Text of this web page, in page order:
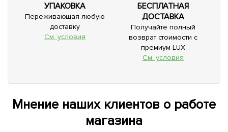
УПАКОВКА
Переживающая любую
доставку
См. условия
БЕСПЛАТНАЯ
ДОСТАВКА
Получайте полный
возврат стоимости с
премиум LUX
См. условия
Мнение наших клиентов о работе
магазина